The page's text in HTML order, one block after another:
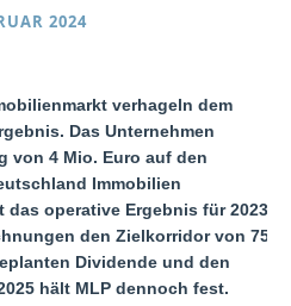
2024
verhageln dem
Das Unternehmen
von 4 Mio. Euro auf den
Immobilien
das operative Ergebnis für 2023
den Zielkorridor von 75
Dividende und den
hält MLP dennoch fest.